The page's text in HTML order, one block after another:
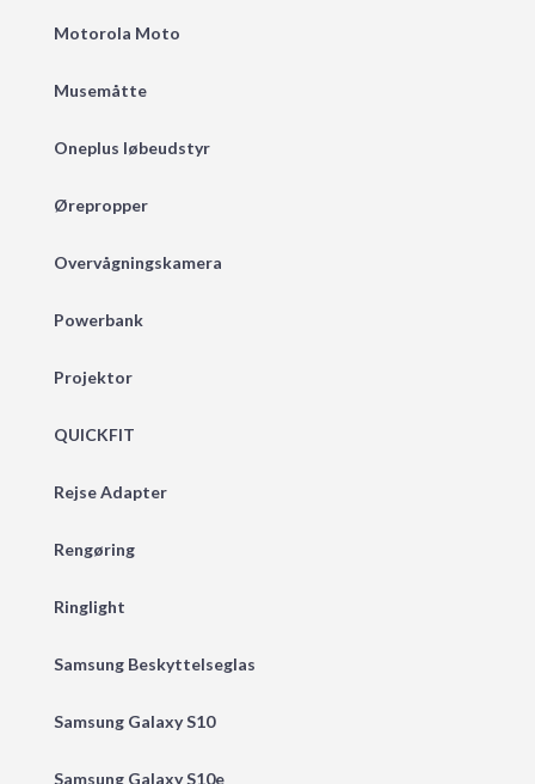
Motorola Moto
Musemåtte
Oneplus løbeudstyr
Ørepropper
Overvågningskamera
Powerbank
Projektor
QUICKFIT
Rejse Adapter
Rengøring
Ringlight
Samsung Beskyttelseglas
Samsung Galaxy S10
Samsung Galaxy S10e